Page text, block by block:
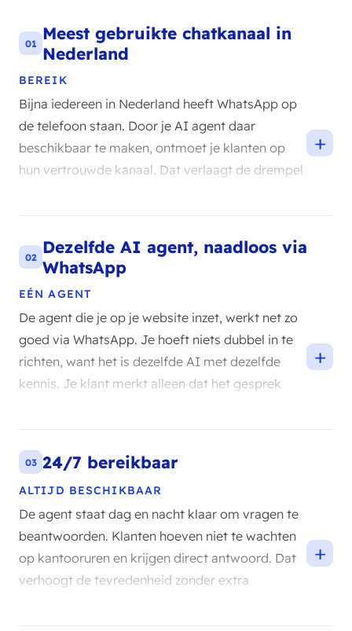
01 Meest gebruikte chatkanaal in
Nederland
BEREIK
Bijna iedereen in Nederland heeft WhatsApp op
de telefoon staan. Door je AI agent daar
beschikbaar te maken, ontmoet je klanten op
hun vertrouwde kanaal. Dat verlaagt de drempel
+
02 Dezelfde AI agent, naadloos via
WhatsApp
EÉN AGENT
De agent die je op je website inzet, werkt net zo
goed via WhatsApp. Je hoeft niets dubbel in te
richten, want het is dezelfde AI met dezelfde
kennis. Je klant merkt alleen dat het gesprek
+
03 24/7 bereikbaar
ALTIJD BESCHIKBAAR
De agent staat dag en nacht klaar om vragen te
beantwoorden. Klanten hoeven niet te wachten
op kantooruren en krijgen direct antwoord. Dat
verhoogt de tevredenheid zonder extra
+